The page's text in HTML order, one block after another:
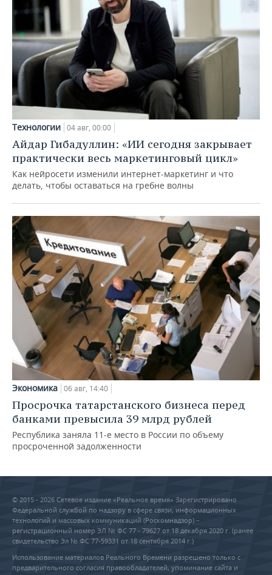
Технологии 04 авг, 00:00
Айдар Гибадуллин: «ИИ сегодня закрывает
практически весь маркетинговый цикл»
Как нейросети изменили интернет-маркетинг и что
делать, чтобы оставаться на гребне волны
Экономика 06 авг, 14:40
Просрочка татарстанского бизнеса перед
банками превысила 39 млрд рублей
Республика заняла 11-е место в России по объему
просроченной задолженности
© 2015 - 2026 Сетевое издание «Реальное время» Зарегистрировано
Федеральной службой по надзору в сфере связи, информационных
технологий и массовых коммуникаций (Роскомнадзор) –
регистрационный номер ЭЛ № ФС 77 - 79627 от 18 декабря 2020 г. (ранее
свидетельство Эл № ФС 77-59331 от 18 сентября 2014 г.)
Использование материалов Реального Времени разрешено только с
предварительного согласия правообладателей, упоминание сайта и